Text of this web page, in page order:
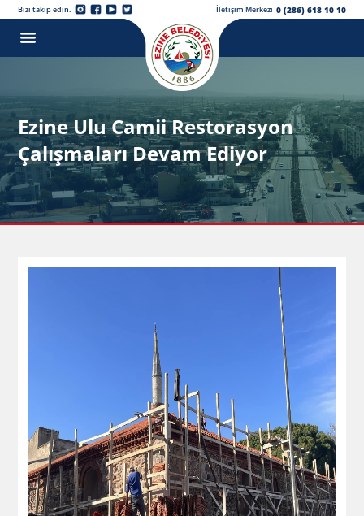
Bizi takip edin. İletişim Merkezi 0 (286) 618 10 10
Ezine Ulu Camii Restorasyon
Çalışmaları Devam Ediyor